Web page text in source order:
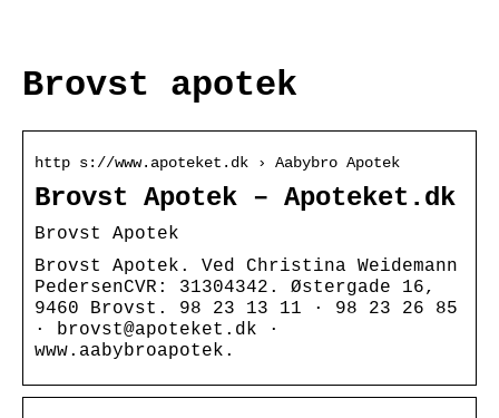
Brovst apotek
http s://www.apoteket.dk › Aabybro Apotek
Brovst Apotek – Apoteket.dk
Brovst Apotek
Brovst Apotek. Ved Christina Weidemann
PedersenCVR: 31304342. Østergade 16,
9460 Brovst. 98 23 13 11 · 98 23 26 85
· brovst@apoteket.dk ·
www.aabybroapotek.